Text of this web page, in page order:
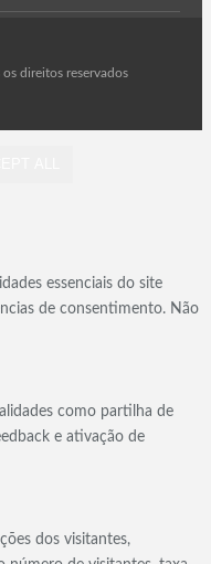
direitos reservados
essenciais do site
de consentimento. Não
como partilha de
e ativação de
dos visitantes,